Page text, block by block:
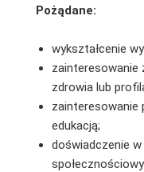
Pożądane:
wykształcenie
zainteresowanie
zdrowia lub
zainteresowanie
edukacją;
doświadczenie